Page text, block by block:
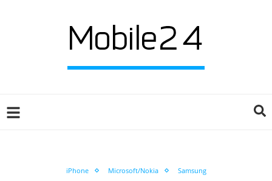
iPhone Microsoft/Nokia Samsung